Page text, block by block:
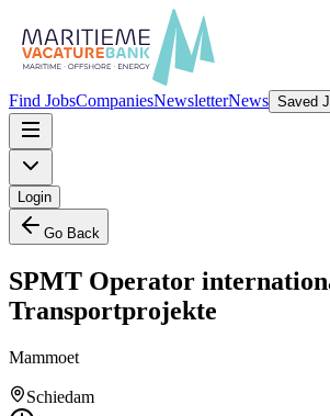
Find JobsCompaniesNewsletterNews Saved
Login
Go Back
SPMT Operator
Transportprojekte
Mammoet
Schiedam